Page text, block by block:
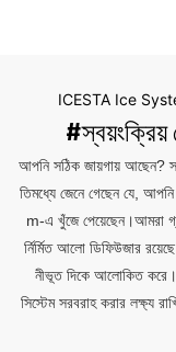
ICESTA Ice
#স্বয়ংক্রিয়
আপনি সঠিক জায়গায় আছেন?
তিমধ্যে জেনে গেছেন যে,
m-এ খুঁজে পেয়েছেন।আমরা
র্নির্মিত আলো ডিফিউজার
নীভূত দিকে আলোকিত করে।
সিস্টেম সরবরাহ করার লক্ষ্য